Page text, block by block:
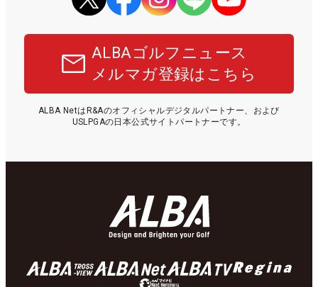
ALBAゴルフニュース
メルマガ登録はこちら
ALBA NetはR&Aのオフィシャルデジタルパートナー、および
USLPGAの日本公式サイトパートナーです。